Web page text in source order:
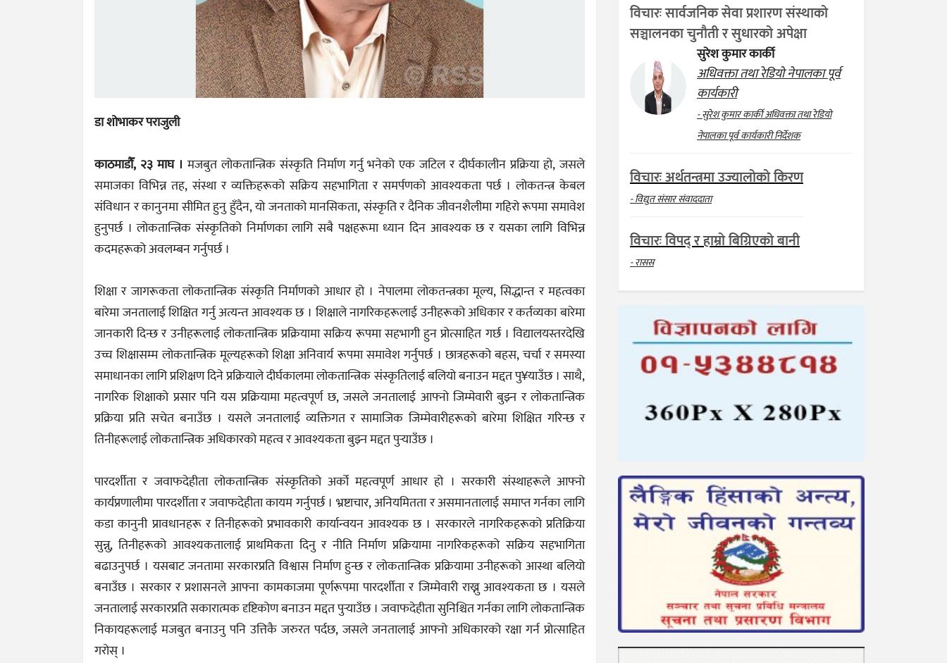
डा शोभाकर पराजुली
काठमाडौँ, २३ माघ । मजबुत लोकतान्त्रिक संस्कृति निर्माण गर्नु भनेको एक जटिल र दीर्घकालीन प्रक्रिया हो, जसले
समाजका विभिन्न तह, संस्था र व्यक्तिहरूको सक्रिय सहभागिता र समर्पणको आवश्यकता पर्छ । लोकतन्त्र केबल
संविधान र कानुनमा सीमित हुनु हुँदैन, यो जनताको मानसिकता, संस्कृति र दैनिक जीवनशैलीमा गहिरो रूपमा समावेश
हुनुपर्छ । लोकतान्त्रिक संस्कृतिको निर्माणका लागि सबै पक्षहरूमा ध्यान दिन आवश्यक छ र यसका लागि विभिन्न
कदमहरूको अवलम्बन गर्नुपर्छ ।
शिक्षा र जागरूकता लोकतान्त्रिक संस्कृति निर्माणको आधार हो । नेपालमा लोकतन्त्रका मूल्य, सिद्धान्त र महत्वका
बारेमा जनतालाई शिक्षित गर्नु अत्यन्त आवश्यक छ । शिक्षाले नागरिकहरूलाई उनीहरूको अधिकार र कर्तव्यका बारेमा
जानकारी दिन्छ र उनीहरूलाई लोकतान्त्रिक प्रक्रियामा सक्रिय रूपमा सहभागी हुन प्रोत्साहित गर्छ । विद्यालयस्तरदेखि
उच्च शिक्षासम्म लोकतान्त्रिक मूल्यहरूको शिक्षा अनिवार्य रूपमा समावेश गर्नुपर्छ । छात्रहरूको बहस, चर्चा र समस्या
समाधानका लागि प्रशिक्षण दिने प्रक्रियाले दीर्घकालमा लोकतान्त्रिक संस्कृतिलाई बलियो बनाउन मद्दत पु¥याउँछ । साथै,
नागरिक शिक्षाको प्रसार पनि यस प्रक्रियामा महत्वपूर्ण छ, जसले जनतालाई आफ्नो जिम्मेवारी बुझ्न र लोकतान्त्रिक
प्रक्रिया प्रति सचेत बनाउँछ । यसले जनतालाई व्यक्तिगत र सामाजिक जिम्मेवारीहरूको बारेमा शिक्षित गरिन्छ र
तिनीहरूलाई लोकतान्त्रिक अधिकारको महत्व र आवश्यकता बुझ्न मद्दत पुर्‍याउँछ ।
पारदर्शीता र जवाफदेहीता लोकतान्त्रिक संस्कृतिको अर्को महत्वपूर्ण आधार हो । सरकारी संस्थाहरूले आफ्नो
कार्यप्रणालीमा पारदर्शीता र जवाफदेहीता कायम गर्नुपर्छ । भ्रष्टाचार, अनियमितता र असमानतालाई समाप्त गर्नका लागि
कडा कानुनी प्रावधानहरू र तिनीहरूको प्रभावकारी कार्यान्वयन आवश्यक छ । सरकारले नागरिकहरूको प्रतिक्रिया
सुन्नु, तिनीहरूको आवश्यकतालाई प्राथमिकता दिनु र नीति निर्माण प्रक्रियामा नागरिकहरूको सक्रिय सहभागिता
बढाउनुपर्छ । यसबाट जनतामा सरकारप्रति विश्वास निर्माण हुन्छ र लोकतान्त्रिक प्रक्रियामा उनीहरूको आस्था बलियो
बनाउँछ । सरकार र प्रशासनले आफ्ना कामकाजमा पूर्णरूपमा पारदर्शीता र जिम्मेवारी राख्नु आवश्यकता छ । यसले
जनतालाई सरकारप्रति सकारात्मक दृष्टिकोण बनाउन मद्दत पुर्‍याउँछ । जवाफदेहीता सुनिश्चित गर्नका लागि लोकतान्त्रिक
निकायहरूलाई मजबुत बनाउनु पनि उत्तिकै जरुरत पर्दछ, जसले जनतालाई आफ्नो अधिकारको रक्षा गर्न प्रोत्साहित
गरोस् ।
विचारः सार्वजनिक सेवा प्रशारण संस्थाको
सञ्चालनका चुनौती र सुधारको अपेक्षा
सुरेश कुमार कार्की
अधिवक्ता तथा रेडियो नेपालका पूर्व
कार्यकारी
- सुरेश कुमार कार्की अधिवक्ता तथा रेडियो
नेपालका पूर्व कार्यकारी निर्देशक
विचारः अर्थतन्त्रमा उज्यालोको किरण
- विद्युत संसार संवाददाता
विचारः विपद् र हाम्रो बिग्रिएको बानी
- रासस